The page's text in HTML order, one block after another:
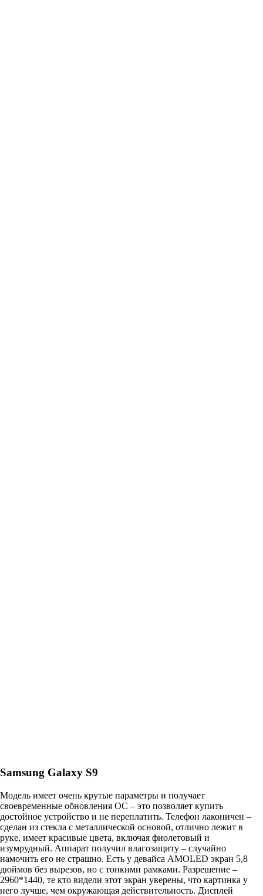
Samsung Galaxy S9
Модель имеет очень крутые параметры и получает
своевременные обновления ОС – это позволяет купить
достойное устройство и не переплатить. Телефон лаконичен –
сделан из стекла с металлической основой, отлично лежит в
руке, имеет красивые цвета, включая фиолетовый и
изумрудный. Аппарат получил влагозащиту – случайно
намочить его не страшно. Есть у девайса AMOLED экран 5,8
дюймов без вырезов, но с тонкими рамками. Разрешение –
2960*1440, те кто видели этот экран уверены, что картинка у
него лучше, чем окружающая действительность. Дисплей